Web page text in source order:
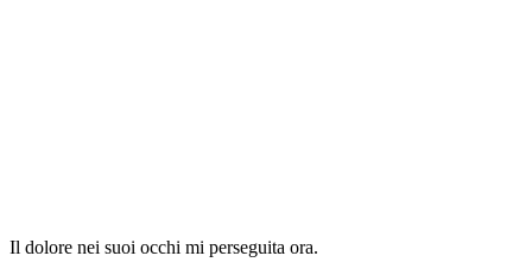
Il dolore nei suoi occhi mi perseguita ora.